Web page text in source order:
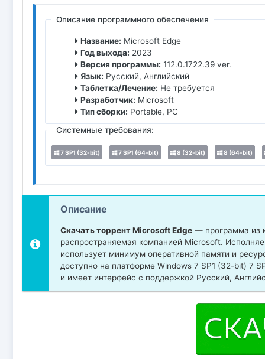
Описание программного обеспечения
Название: Microsoft Edge
Год выхода: 2023
Версия программы: 112.0.1722.39 ver.
Язык: Русский, Английский
Таблетка/Лечение: Не требуется
Разработчик: Microsoft
Тип сборки: Portable, PC
Системные требования:
7 SP1 (32-bit) 7 SP1 (64-bit) 8 (32-bit) 8 (64-bit)
Описание
Скачать торрент Microsoft Edge— программа из
распространяемая компанией Microsoft.
использует минимум оперативной памяти и
доступно на платформе Windows 7 SP1 (32-bit) 7
и имеет интерфейс с поддержкой Русский,